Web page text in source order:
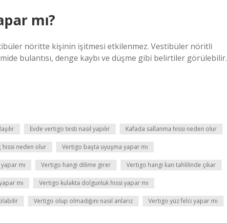
mı?
nöritte kişinin işitmesi etkilenmez. Vestibüler nöritli
bulantısı, denge kaybı ve düşme gibi belirtiler görülebilir.
Evde vertigo testi nasıl yapılır Kafada sallanma hissi neden olur
hissi neden olur Vertigo başta uyuşma yapar mı
mı Vertigo hangi dilime girer Vertigo hangi kan tahlilinde çıkar
mı Vertigo kulakta dolgunluk hissi yapar mı
Vertigo olup olmadığını nasıl anlarız Vertigo yüz felci yapar mı